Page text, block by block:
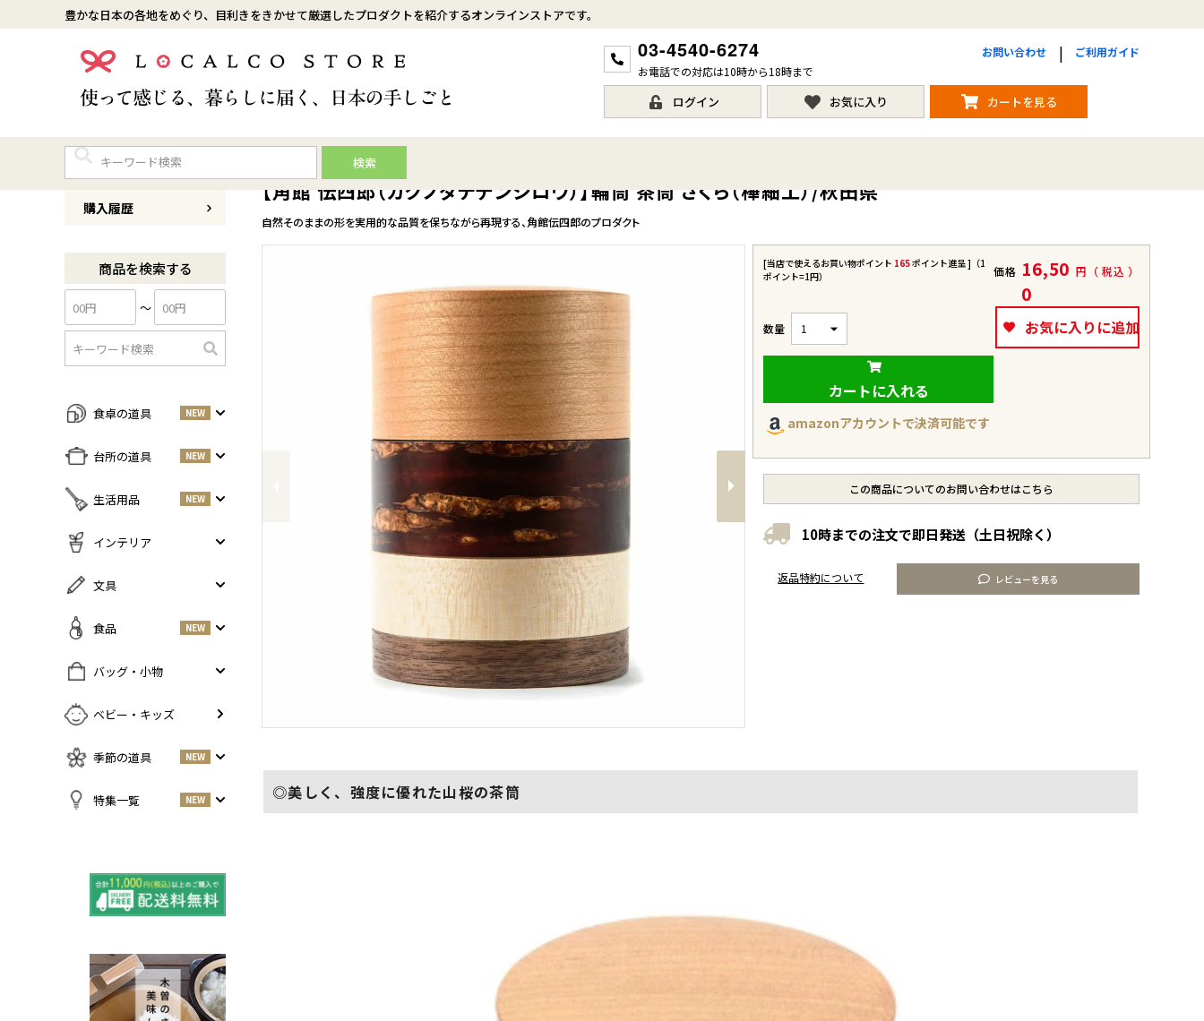
豊かな日本の各地をめぐり、目利きをきかせて厳選したプロダクトを紹介するオンラインストアです。
03-4540-6274
お電話での対応は10時から18時まで
お問い合わせ ご利用ガイド
ログイン お気に入り カートを見る
検索
購入履歴
商品を検索する
〜
検
食卓の道具 NEW
すべての商品をみる
丼・小鉢
グラス・タンブラー
NEW
トレイ・コースター・鍋しき
お弁当グッズ
ポット・鉄瓶
台所の道具 NEW
すべての商品をみる
鍋・フライパン
NEW
調理器具
保存容器
その他キッチンツール
生活用品 NEW
すべての商品をみる
美容ケア
NEW
インテリア
すべての商品をみる
香・ろうそく
文具
すべての商品をみる
PCアクセサリー
食品 NEW
すべての商品を見る
コーヒー NEW
NEW
バッグ・小物
すべての商品をみる
名刺入れ・カードケース
ベビー・キッズ
季節の道具 NEW
すべての商品をみる
秋
特集一覧 NEW
よくある質問〈ほうき
全般〉
NEW
方
棕櫚箒と江戸箒の違い NEW
江戸箒の特徴 NEW
Previous
自然そのままの形を実用的な品質を保ちながら再現する、角館伝四郎のプロダクト
【角館 伝四郎（カクノダテデンシロウ）】輪筒 茶筒 さくら（樺細工）/秋田県
0058KI0001F82
[当店で使えるお買い物ポイント 165ポイント進呈 ]（1
ポイント=1円）
価格 16,50
0
税込
お気に入りに追加
カートに入れる
amazonアカウントで決済可能です
10時までの注文で即日発送（土日祝除く）
この商品についてのお問い合わせはこちら
レビューを見る
返品特約について
◎美しく、強度に優れた山桜の茶筒